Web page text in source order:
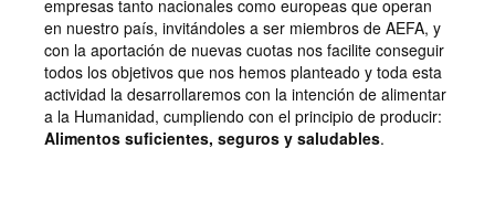
empresas tanto nacionales como europeas que operan
en nuestro país, invitándoles a ser miembros de AEFA, y
con la aportación de nuevas cuotas nos facilite conseguir
todos los objetivos que nos hemos planteado y toda esta
actividad la desarrollaremos con la intención de alimentar
a la Humanidad, cumpliendo con el principio de producir:
Alimentos suficientes, seguros y saludables.